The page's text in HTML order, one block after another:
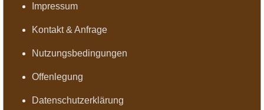
Impressum
Kontakt & Anfrage
Nutzungsbedingungen
Offenlegung
Datenschutzerklärung